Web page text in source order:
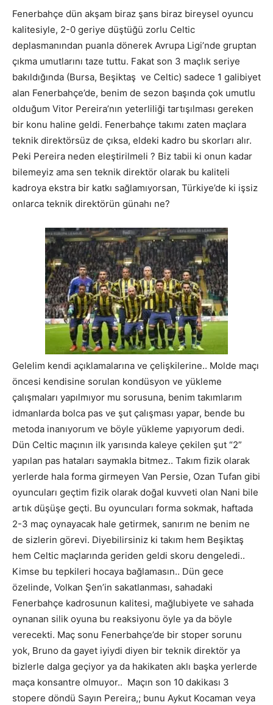
Fenerbahçe dün akşam biraz şans biraz bireysel oyuncu
kalitesiyle, 2-0 geriye düştüğü zorlu Celtic
deplasmanından puanla dönerek Avrupa Ligi’nde gruptan
çıkma umutlarını taze tuttu. Fakat son 3 maçlık seriye
bakıldığında (Bursa, Beşiktaş ve Celtic) sadece 1 galibiyet
alan Fenerbahçe’de, benim de sezon başında çok umutlu
olduğum Vitor Pereira’nın yeterliliği tartışılması gereken
bir konu haline geldi. Fenerbahçe takımı zaten maçlara
teknik direktörsüz de çıksa, eldeki kadro bu skorları alır.
Peki Pereira neden eleştirilmeli ? Biz tabii ki onun kadar
bilemeyiz ama sen teknik direktör olarak bu kaliteli
kadroya ekstra bir katkı sağlamıyorsan, Türkiye’de ki işsiz
onlarca teknik direktörün günahı ne?
Gelelim kendi açıklamalarına ve çelişkilerine.. Molde maçı
öncesi kendisine sorulan kondüsyon ve yükleme
çalışmaları yapılmıyor mu sorusuna, benim takımlarım
idmanlarda bolca pas ve şut çalışması yapar, bende bu
metoda inanıyorum ve böyle yükleme yapıyorum dedi.
Dün Celtic maçının ilk yarısında kaleye çekilen şut “2”
yapılan pas hataları saymakla bitmez.. Takım fizik olarak
yerlerde hala forma girmeyen Van Persie, Ozan Tufan gibi
oyuncuları geçtim fizik olarak doğal kuvveti olan Nani bile
artık düşüşe geçti. Bu oyuncuları forma sokmak, haftada
2-3 maç oynayacak hale getirmek, sanırım ne benim ne
de sizlerin görevi. Diyebilirsiniz ki takım hem Beşiktaş
hem Celtic maçlarında geriden geldi skoru dengeledi..
Kimse bu tepkileri hocaya bağlamasın.. Dün gece
özelinde, Volkan Şen’in sakatlanması, sahadaki
Fenerbahçe kadrosunun kalitesi, mağlubiyete ve sahada
oynanan silik oyuna bu reaksiyonu öyle ya da böyle
verecekti. Maç sonu Fenerbahçe’de bir stoper sorunu
yok, Bruno da gayet iyiydi diyen bir teknik direktör ya
bizlerle dalga geçiyor ya da hakikaten aklı başka yerlerde
maça konsantre olmuyor.. Maçın son 10 dakikası 3
stopere döndü Sayın Pereira,; bunu Aykut Kocaman veya